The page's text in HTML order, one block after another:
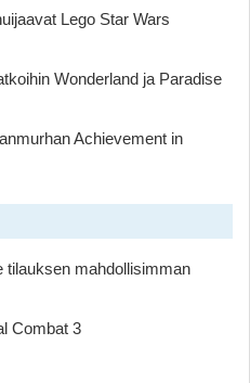
Lego Star Wars
Wonderland ja Paradise
Achievement in
tilauksen mahdollisimman
Combat 3